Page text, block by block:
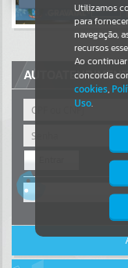
NOTÍCIAS
Utilizamos
para
navegação,
recursos
Ao
concorda
cookies,
Uso.
Isto